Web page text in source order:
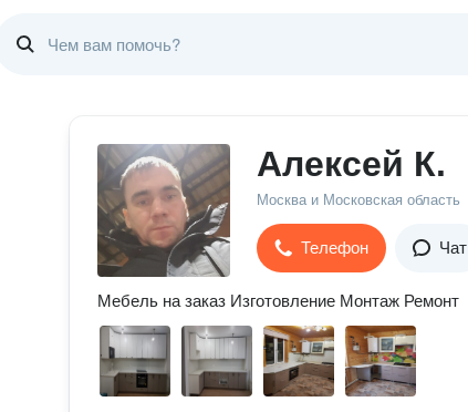
Aлексей К.
Москва и Московская область
Телефон Чат
Мебель на заказ Изготовление Монтаж Ремонт